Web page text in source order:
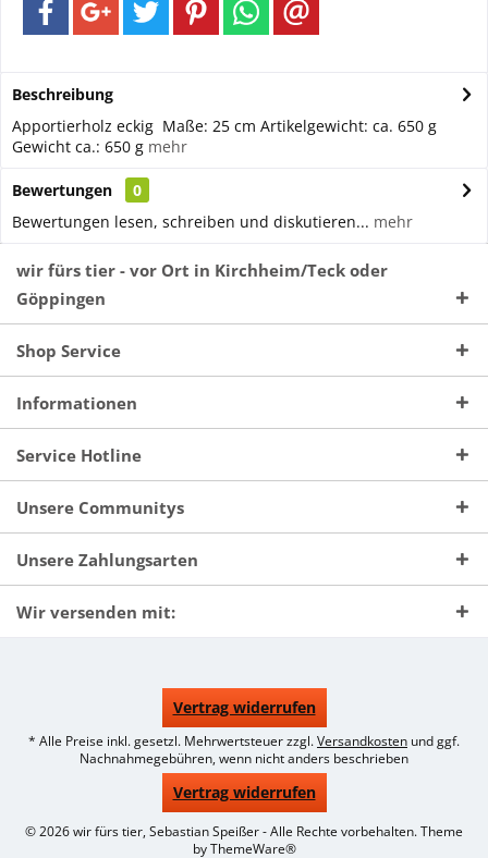
Beschreibung
Apportierholz eckig Maße: 25 cm Artikelgewicht: ca. 650 g
Gewicht ca.: 650 g mehr
Bewertungen
0
Bewertungen lesen, schreiben und diskutieren... mehr
wir fürs tier - vor Ort in Kirchheim/Teck oder
Göppingen
Shop Service
Informationen
Service Hotline
Unsere Communitys
Unsere Zahlungsarten
Wir versenden mit:
Vertrag widerrufen
* Alle Preise inkl. gesetzl. Mehrwertsteuer zzgl.Versandkosten und ggf.
Nachnahmegebühren, wenn nicht anders beschrieben
Vertrag widerrufen
© 2026 wir fürs tier, Sebastian Speißer - Alle Rechte vorbehalten. Theme
byThemeWare®